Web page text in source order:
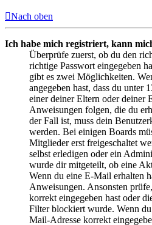
Nach oben
Ich habe mich registriert, kann
Überprüfe zuerst, ob du den
richtige Passwort eingegeben
gibt es zwei Möglichkeiten.
angegeben hast, dass du unter
einer deiner Eltern oder deiner
Anweisungen folgen, die du
der Fall ist, muss dein
werden. Bei einigen Boards
Mitglieder erst freigeschaltet
selbst erledigen oder ein
wurde dir mitgeteilt, ob eine
Wenn du eine E-Mail erhalten
Anweisungen. Ansonsten
korrekt eingegeben hast oder
Filter blockiert wurde. Wenn
Mail-Adresse korrekt